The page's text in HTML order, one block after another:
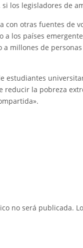
si los legisladores de
con otras fuentes de
los países
a millones de
estudiantes
reducir la pobreza
no será publicada.